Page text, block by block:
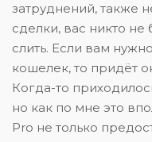
затруднений, также
сделки, вас никто не
слить. Если вам
кошелек, то придёт
Когда-то
но как по мне это
Pro не только